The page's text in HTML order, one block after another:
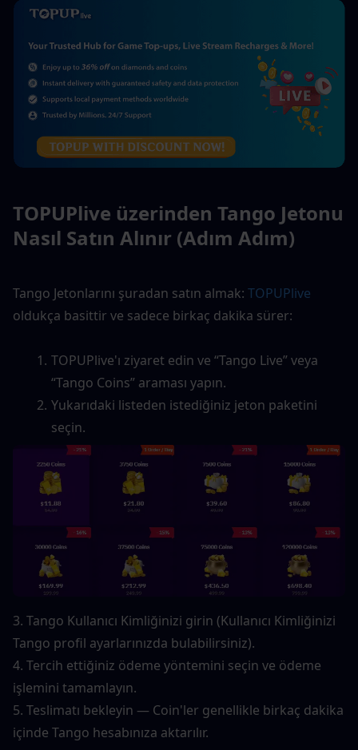
TOPUPlive üzerinden Tango Jetonu
Nasıl Satın Alınır (Adım Adım)
Tango Jetonlarını şuradan satın almak: TOPUPlive
oldukça basittir ve sadece birkaç dakika sürer:
TOPUPlive'ı ziyaret edin ve “Tango Live” veya
“Tango Coins” araması yapın.
Yukarıdaki listeden istediğiniz jeton paketini
seçin.
3. Tango Kullanıcı Kimliğinizi girin (Kullanıcı Kimliğinizi
Tango profil ayarlarınızda bulabilirsiniz).
4. Tercih ettiğiniz ödeme yöntemini seçin ve ödeme
işlemini tamamlayın.
5. Teslimatı bekleyin — Coin'ler genellikle birkaç dakika
içinde Tango hesabınıza aktarılır.